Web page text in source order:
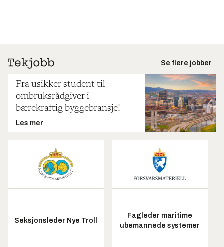
Se flere jobber
Fra usikker student til
ombruksrådgiver i
bærekraftig byggebransje!
Les mer
Seksjonsleder Nye Troll
Fagleder maritime
ubemannede systemer